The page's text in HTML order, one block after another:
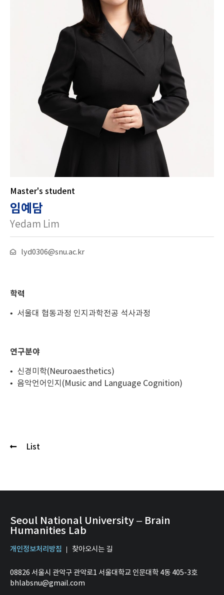
Master's student
임예담
Yedam Lim
lyd0306@snu.ac.kr
학력
• 서울대 협동과정 인지과학전공 석사과정
연구분야
• 신경미학(Neuroaesthetics)
• 음악언어인지(Music and Language Cognition)
List
Seoul National University – Brain
Humanities Lab
개인정보처리방침 찾아오시는 길
08826 서울시 관악구 관악로1 서울대학교 인문대학 4동 405-3호
bhlabsnu@gmail.com